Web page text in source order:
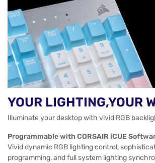
YOUR LIGHTING,YOUR
Illuminate your desktop with vivid RGB
Programmable with CORSAIR iCUE
Vivid dynamic RGB lighting control,
programming, and full system lighting